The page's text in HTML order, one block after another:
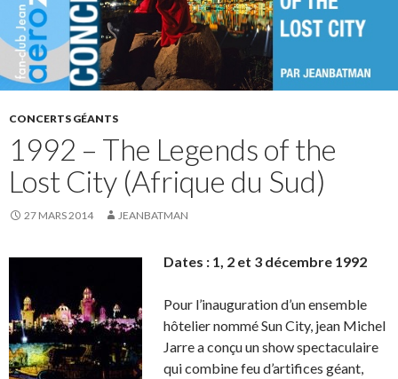
CONCERTS GÉANTS
1992 – The Legends of the
Lost City (Afrique du Sud)
27 MARS 2014 JEANBATMAN
Dates : 1, 2 et 3 décembre 1992
Pour l’inauguration d’un ensemble
hôtelier nommé Sun City, jean Michel
Jarre a conçu un show spectaculaire
qui combine feu d’artifices géant,